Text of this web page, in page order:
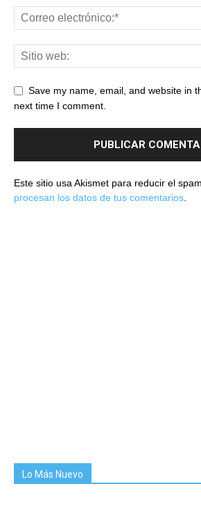
Save my name, email, and website in
next time I comment.
Este sitio usa Akismet para reducir el spam.
procesan los datos de tus comentarios
Lo Más Nuevo